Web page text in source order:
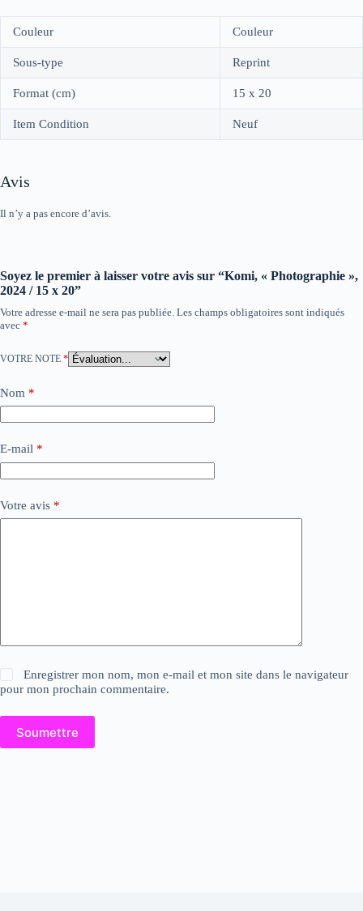
Couleur Couleur
Sous-type Reprint
Format (cm) 15 x 20
Item Condition Neuf
Avis
Il n’y a pas encore d’avis.
Soyez le premier à laisser votre avis sur “Komi, « Photographie »,
2024 / 15 x 20”
Votre adresse e-mail ne sera pas publiée. Les champs obligatoires sont indiqués
avec *
VOTRE NOTE *
Nom *
E-mail *
Votre avis *
Enregistrer mon nom, mon e-mail et mon site dans le navigateur
pour mon prochain commentaire.
Soumettre